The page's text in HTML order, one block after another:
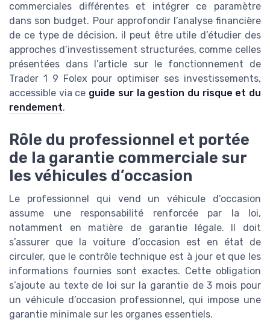
commerciales différentes et intégrer ce paramètre
dans son budget. Pour approfondir l’analyse financière
de ce type de décision, il peut être utile d’étudier des
approches d’investissement structurées, comme celles
présentées dans l’article sur le fonctionnement de
Trader 1 9 Folex pour optimiser ses investissements,
accessible via ce guide sur la gestion du risque et du
rendement.
Rôle du professionnel et portée
de la garantie commerciale sur
les véhicules d’occasion
Le professionnel qui vend un véhicule d’occasion
assume une responsabilité renforcée par la loi,
notamment en matière de garantie légale. Il doit
s’assurer que la voiture d’occasion est en état de
circuler, que le contrôle technique est à jour et que les
informations fournies sont exactes. Cette obligation
s’ajoute au texte de loi sur la garantie de 3 mois pour
un véhicule d’occasion professionnel, qui impose une
garantie minimale sur les organes essentiels.